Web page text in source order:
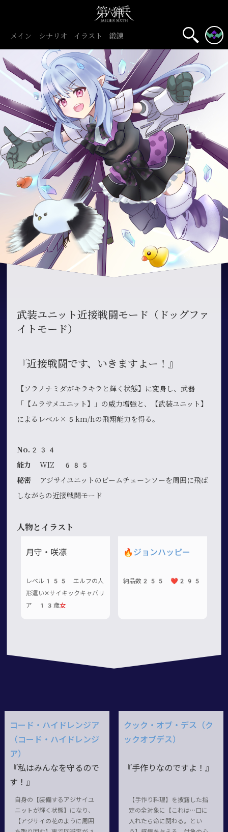
メイン シナリオ イラスト 鍛錬
武装ユニット近接戦闘モード（ドッグファ
イトモード）
『近接戦闘です、いきますよー！』
【ソラノナミダがキラキラと輝く状態】に変身し、武器
「【ムラサメユニット】」の威力増強と、【武装ユニット】
によるレベル×5km/hの飛翔能力を得る。
No.234
能力WIZ 685
秘密 アジサイユニットのビームチェーンソーを周囲に飛ば
しながらの近接戦闘モード
人物とイラスト
月守・咲凛
レベル155 エルフの人
形遣い✕サイキックキャバリ
ア 13歳女
🔥 ジョンハッピー
納品数255 ❤️295
コード・ハイドレンジア
（コード・ハイドレンジ
ア）
『私はみんなを守るので
す！』
自身の【装備するアジサイユ
ニットが輝く状態】になり、
【アジサイの花のように周囲
クック・オブ・デス（ク
ックオブデス）
『手作りなのですよ！』
【手作り料理】を披露した指
定の全対象に【これは…口に
入れたら命に関わる。とい